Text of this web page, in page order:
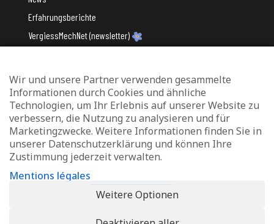
Erfahrungsberichte
VergiessMechNet (newsletter)
Mit Unterstützung des
Datenschutz und Verwaltung von Cookies
Rechtliche Hinweise
Erklärung zur Barrierefreiheit
Wir und unsere Partner verwenden gesammelte
Informationen durch Cookies und ähnliche
Technologien, um Ihr Erlebnis auf unserer Website zu
verbessern, die Nutzung zu analysieren und für
Marketingzwecke. Weitere Informationen finden Sie in
unserer Datenschutzerklärung und können Ihre
Zustimmung jederzeit verwalten.
Mentions légales
Weitere Optionen